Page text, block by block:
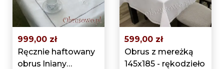
999,00 zł
Ręcznie haftowany
obrus lniany
599,00 zł
Obrus z mereżką
145x185 - rękodzieło